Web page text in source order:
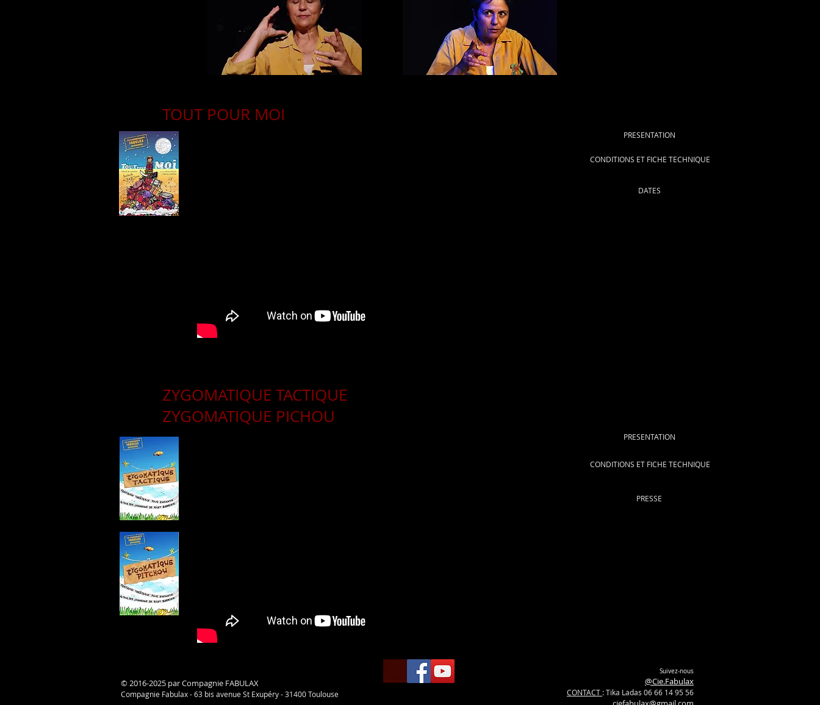
TOUT POUR MOI
PRESENTATION
CONDITIONS ET FICHE TECHNIQUE
DATES
ZYGOMATIQUE TACTIQUE
ZYGOMATIQUE PICHOU
PRESENTATION
CONDITIONS ET FICHE TECHNIQUE
PRESSE
© 2016-2025 par Compagnie FABULAX
Compagnie Fabulax - 63 bis avenue St Exupéry - 31400 Toulouse
Suivez-nous
@Cie.Fabulax
CONTACT : Tika Ladas 06 66 14 95 56